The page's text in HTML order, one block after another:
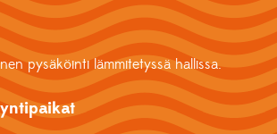
pysäköinti lämmitetyssä hallissa.